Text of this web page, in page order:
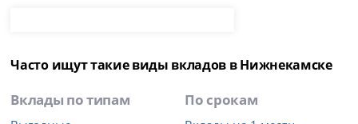
Часто ищут такие виды вкладов в Нижнекамске
Вклады по типам По срокам